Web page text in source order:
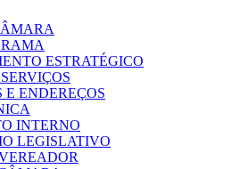
ESTRATÉGICO
E ENDEREÇOS
INTERNO
LEGISLATIVO